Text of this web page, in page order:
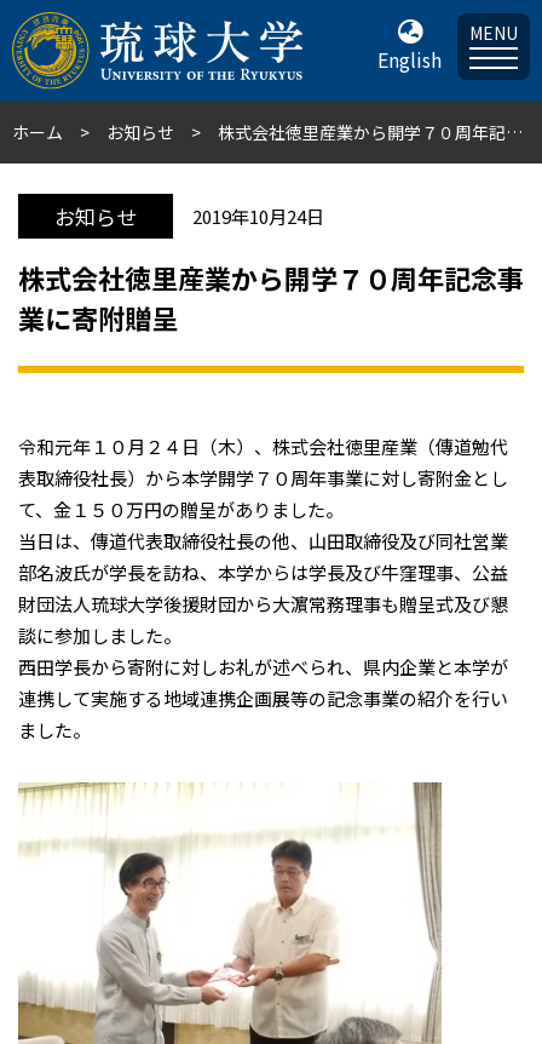
English
MENU
ホーム お知らせ 株式会社徳里産業から開学７０周年記念事業に寄附贈呈
お知らせ 2019年10月24日
株式会社徳里産業から開学７０周年記念事
業に寄附贈呈
令和元年１０月２４日（木）、株式会社徳里産業（傳道勉代
表取締役社長）から本学開学７０周年事業に対し寄附金とし
て、金１５０万円の贈呈がありました。
当日は、傳道代表取締役社長の他、山田取締役及び同社営業
部名波氏が学長を訪ね、本学からは学長及び牛窪理事、公益
財団法人琉球大学後援財団から大濵常務理事も贈呈式及び懇
談に参加しました。
西田学長から寄附に対しお礼が述べられ、県内企業と本学が
連携して実施する地域連携企画展等の記念事業の紹介を行い
ました。